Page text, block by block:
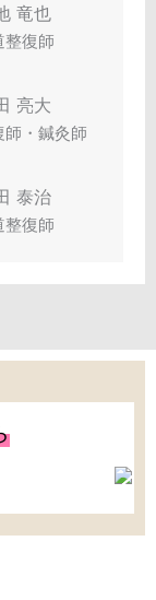
竜也
整復師
亮大
師・鍼灸師
泰治
整復師